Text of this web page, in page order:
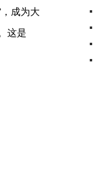
成为大
这是